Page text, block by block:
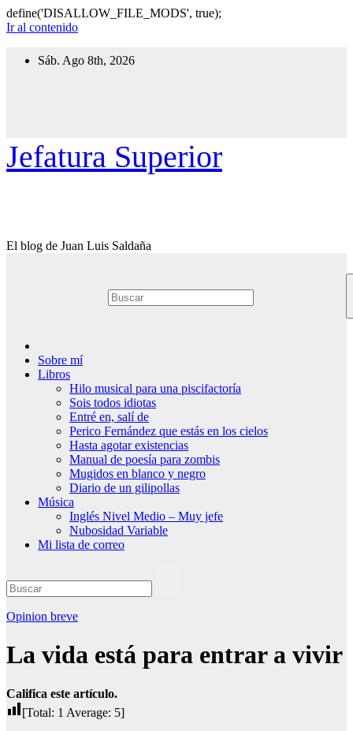
define('DISALLOW_FILE_MODS', true);
Ir al contenido
Sáb. Ago 8th, 2026
Jefatura Superior
El blog de Juan Luis Saldaña
Sobre mí
Libros
Hilo musical para una piscifactoría
Sois todos idiotas
Entré en, salí de
Perico Fernández que estás en los cielos
Hasta agotar existencias
Manual de poesía para zombis
Mugidos en blanco y negro
Diario de un gilipollas
Música
Inglés Nivel Medio – Muy jefe
Nubosidad Variable
Mi lista de correo
Opinion breve
La vida está para entrar a vivir
Califica este artículo.
[Total: 1 Average: 5]